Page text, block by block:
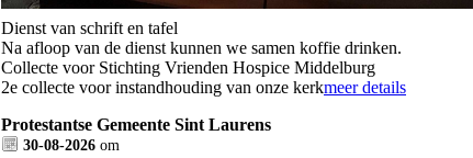
Dienst van schrift en tafel
Na afloop van de dienst kunnen we samen koffie drinken.
Collecte voor Stichting Vrienden Hospice Middelburg
2e collecte voor instandhouding van onze kerkmeer details
Protestantse Gemeente Sint Laurens
30-08-2026 om